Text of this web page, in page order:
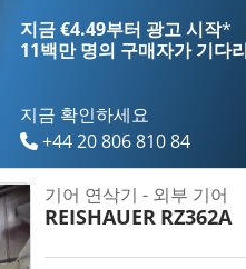
지금 €4.49부터 광고 시작*
11백만 명의 구매자가 기다
지금 확인하세요
+44 20 806 810 84
기어 연삭기 - 외부 기어
REISHAUER RZ362A